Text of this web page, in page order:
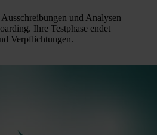
und Analysen –
Ihre Testphase endet
Verpflichtungen.